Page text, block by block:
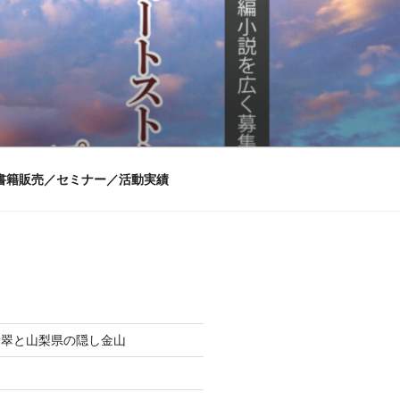
籍販売／セミナー／活動実績
と山梨県の隠し金山